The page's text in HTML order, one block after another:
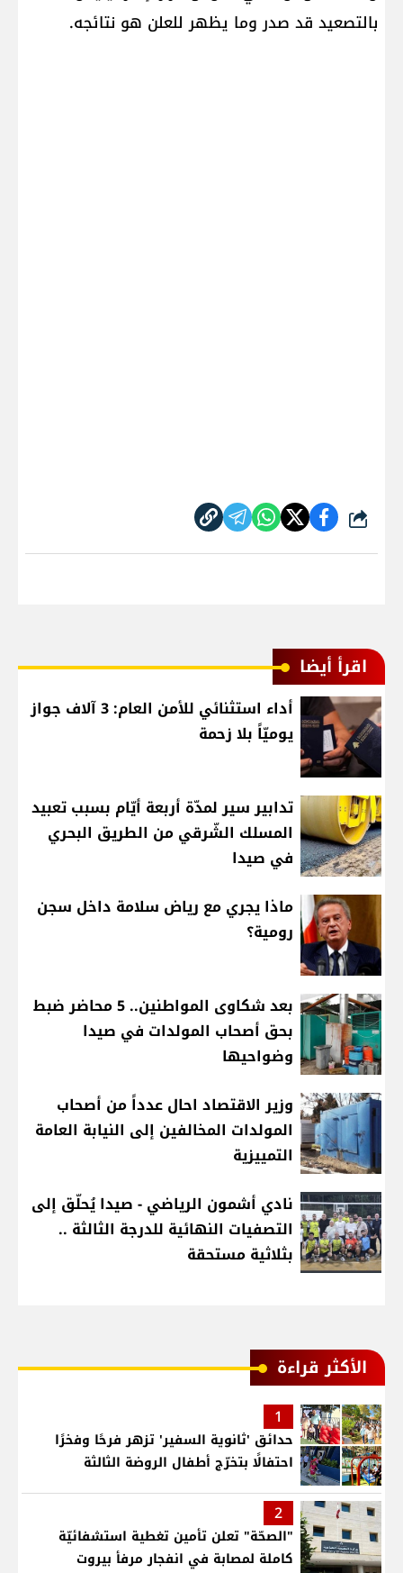
بالتصعيد قد صدر وما يظهر للعلن هو نتائجه.
شارك
اقرأ أيضا
أداء استثنائي للأمن العام: 3 آلاف جواز
يوميّاً بلا زحمة
تدابير سير لمدّة أربعة أيّام بسبب تعبيد
المسلك الشّرقي من الطريق البحري
في صيدا
ماذا يجري مع رياض سلامة داخل سجن
رومية؟
بعد شكاوى المواطنين.. 5 محاضر ضبط
بحق أصحاب المولدات في صيدا
وضواحيها
وزير الاقتصاد احال عدداً من أصحاب
المولدات المخالفين إلى النيابة العامة
التمييزية
نادي أشمون الرياضي - صيدا يُحلّق إلى
التصفيات النهائية للدرجة الثالثة ..
بثلاثية مستحقة
الأكثر قراءة
1
حدائق 'ثانوية السفير' تزهر فرحًا وفخرًا
احتفالًا بتخرّج أطفال الروضة الثالثة
2
"الصحّة" تعلن تأمين تغطية استشفائيّة
كاملة لمصابة في انفجار مرفأ بيروت